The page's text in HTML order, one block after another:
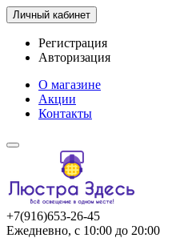
Личный кабинет
Регистрация
Авторизация
О магазине
Акции
Контакты
+7(916)653-26-45
Ежедневно, с 10:00 до 20:00